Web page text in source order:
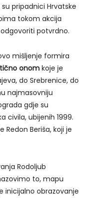
pripadnici Hrvatske
tokom akcija
odgovoriti potvrdno.
mišljenje formira
onom koje je
do Srebrenice, do
najmasovniju
gdje su
civila, ubijenih 1999.
Redon Beriša, koji je
Rodoljub
to, mapu
inicijalno obrazovanje